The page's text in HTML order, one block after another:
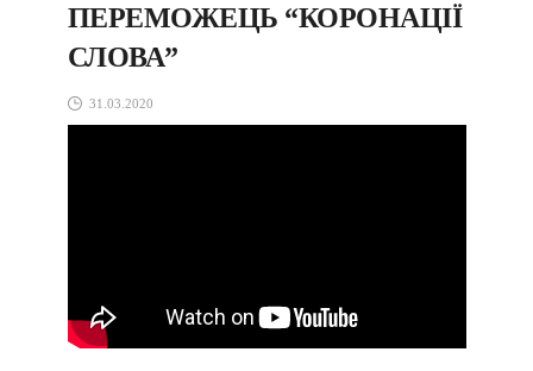
ПЕРЕМОЖЕЦЬ “КОРОНАЦІЇ
СЛОВА”
31.03.2020